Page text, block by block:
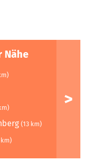
Nähe
(13 km)